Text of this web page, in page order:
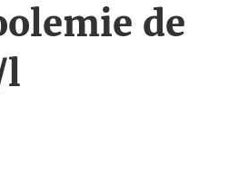
de
l